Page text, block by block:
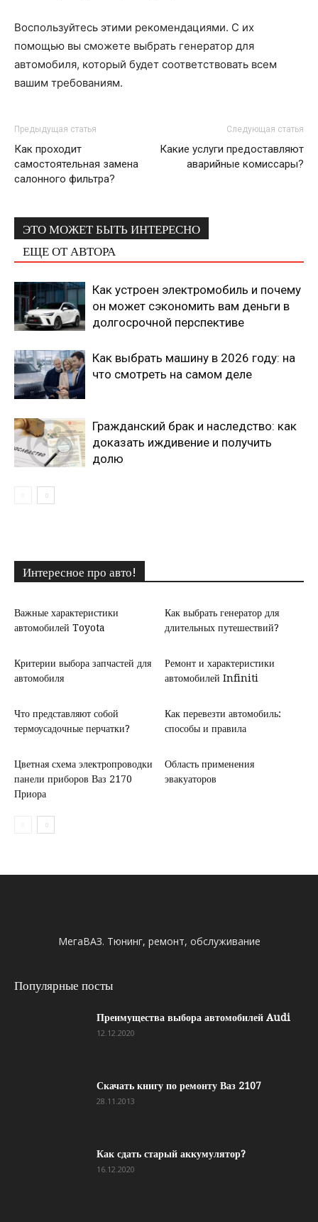
Воспользуйтесь этими рекомендациями. С их
помощью вы сможете выбрать генератор для
автомобиля, который будет соответствовать всем
вашим требованиям.
Предыдущая статья
Как проходит
самостоятельная замена
салонного фильтра?
Следующая статья
Какие услуги предоставляют
аварийные комиссары?
ЭТО МОЖЕТ БЫТЬ ИНТЕРЕСНО
ЕЩЕ ОТ АВТОРА
Как устроен электромобиль и почему
он может сэкономить вам деньги в
долгосрочной перспективе
Как выбрать машину в 2026 году: на
что смотреть на самом деле
Гражданский брак и наследство: как
доказать иждивение и получить
долю
Интересное про авто!
Важные характеристики
автомобилей Toyota
Как выбрать генератор для
длительных путешествий?
Критерии выбора запчастей для
автомобиля
Ремонт и характеристики
автомобилей Infiniti
Что представляют собой
термоусадочные перчатки?
Как перевезти автомобиль:
способы и правила
Цветная схема электропроводки
панели приборов Ваз 2170
Приора
Область применения
эвакуаторов
МегаВАЗ. Тюнинг, ремонт, обслуживание
Популярные посты
Преимущества выбора автомобилей Audi
12.12.2020
Скачать книгу по ремонту Ваз 2107
28.11.2013
Как сдать старый аккумулятор?
16.12.2020